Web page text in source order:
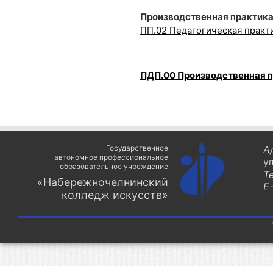
Производственная
ПП.02 Педагогическая
ПДП.00 Производственная
Государственное
автономное профессиональное
образовательное учреждение
«Набережночелнинский
колледж искусств»